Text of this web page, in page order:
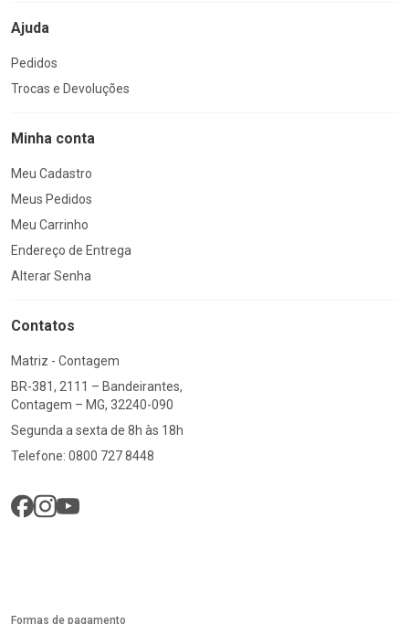
Ajuda
Pedidos
Trocas e Devoluções
Minha conta
Meu Cadastro
Meus Pedidos
Meu Carrinho
Endereço de Entrega
Alterar Senha
Contatos
Matriz - Contagem
BR-381, 2111 – Bandeirantes,
Contagem – MG, 32240-090
Segunda a sexta de 8h às 18h
Telefone: 0800 727 8448
Formas de pagamento